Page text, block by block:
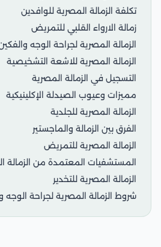
تكلفة الزمالة المصرية للوافدين
زمالة الارواء القلبي للتمريض
الزمالة المصرية لجراحة الوجه
الزمالة المصرية للاشعة التشخيصية
التسجيل في الزمالة المصرية
مميزات وعيوب الصيدلة الإكلينيكية
الزمالة المصرية للجلدية
الفرق بين الزمالة والماجستير
الزمالة المصرية للتمريض
المستشفيات المعتمدة من الزمالة
الزمالة المصرية للتخدير
شروط الزمالة المصرية لجراحة الوجه